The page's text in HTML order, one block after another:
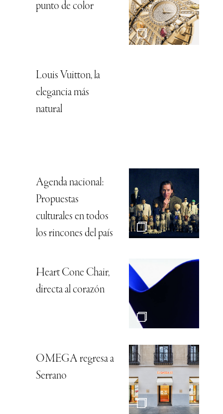
punto de color
Louis Vuitton, la
elegancia más
natural
Agenda nacional:
Propuestas
culturales en todos
los rincones del país
Heart Cone Chair,
directa al corazón
OMEGA regresa a
Serrano